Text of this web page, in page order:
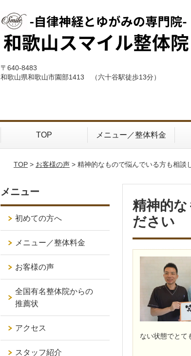
〒640-8483
和歌山県和歌山市園部1413 （六十谷駅徒歩13分）
TOP メニュー／整体料金
TOP> お客様の声> 精神的なもので悩んでいる方も相談
精神的
ださい
ない状態でとて
メニュー
初めての方へ
メニュー／整体料金
お客様の声
全国有名整体院からの
推薦状
アクセス
スタッフ紹介